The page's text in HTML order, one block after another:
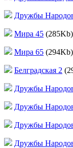
Дружбы
Мира 45 (285Kb)
Мира 65 (294Kb)
Белградская 2
Дружбы
Дружбы
Дружбы
Дружбы